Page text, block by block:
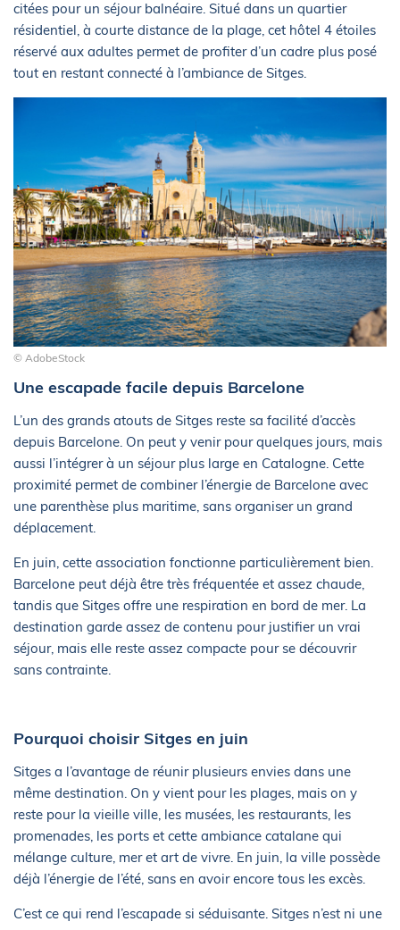
citées pour un séjour balnéaire. Situé dans un quartier
résidentiel, à courte distance de la plage, cet hôtel 4 étoiles
réservé aux adultes permet de profiter d’un cadre plus posé
tout en restant connecté à l’ambiance de Sitges.
© AdobeStock
Une escapade facile depuis Barcelone
L’un des grands atouts de Sitges reste sa facilité d’accès
depuis Barcelone. On peut y venir pour quelques jours, mais
aussi l’intégrer à un séjour plus large en Catalogne. Cette
proximité permet de combiner l’énergie de Barcelone avec
une parenthèse plus maritime, sans organiser un grand
déplacement.
En juin, cette association fonctionne particulièrement bien.
Barcelone peut déjà être très fréquentée et assez chaude,
tandis que Sitges offre une respiration en bord de mer. La
destination garde assez de contenu pour justifier un vrai
séjour, mais elle reste assez compacte pour se découvrir
sans contrainte.
Pourquoi choisir Sitges en juin
Sitges a l’avantage de réunir plusieurs envies dans une
même destination. On y vient pour les plages, mais on y
reste pour la vieille ville, les musées, les restaurants, les
promenades, les ports et cette ambiance catalane qui
mélange culture, mer et art de vivre. En juin, la ville possède
déjà l’énergie de l’été, sans en avoir encore tous les excès.
C’est ce qui rend l’escapade si séduisante. Sitges n’est ni une